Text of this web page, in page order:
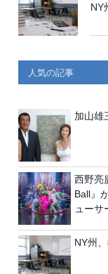
NY
人気の記事
加山雄
西野亮
Ball』
ューサ
NY州